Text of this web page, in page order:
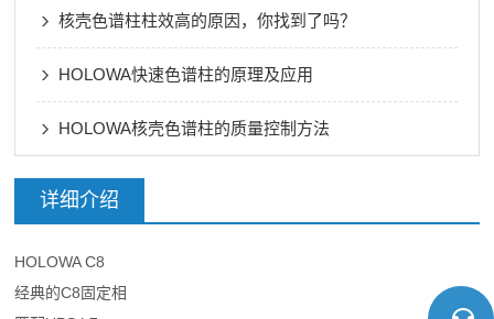
核壳色谱柱柱效高的原因，你找到了吗？
HOLOWA快速色谱柱的原理及应用
HOLOWA核壳色谱柱的质量控制方法
详细介绍
HOLOWA C8
经典的C8固定相